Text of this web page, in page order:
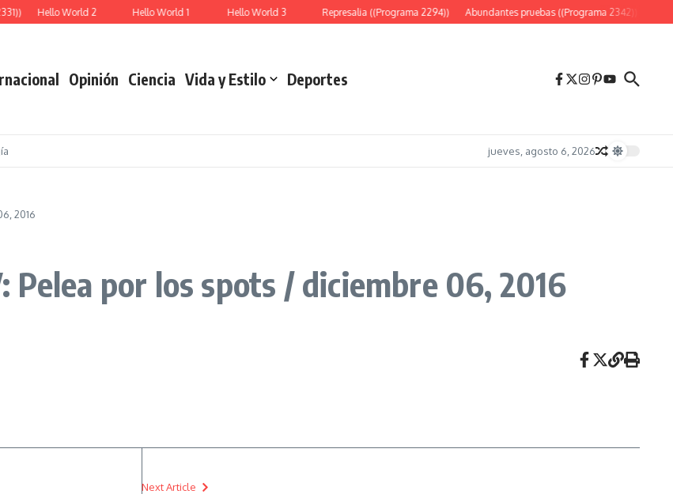
Hello World 2 Hello World 1 Hello World 3 Represalia ((Programa 2294)) Abundantes pruebas ((Programa 2342))
Opinión Ciencia Vida y Estilo Deportes
jueves, agosto 6, 2026
2016
por los spots / diciembre 06, 2016
Next Article